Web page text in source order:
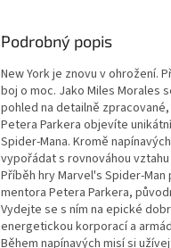
Podrobný popis
New York je znovu v ohrožení.
boj o moc. Jako Miles Morales
pohled na detailně
Petera Parkera objevíte
Spider-Mana. Kromě
vypořádat s rovnováhou
Příběh hry Marvel's Spider-
mentora Petera Parkera,
Vydejte se s ním na epické
energetickou korporací a
Během napínavých misí si